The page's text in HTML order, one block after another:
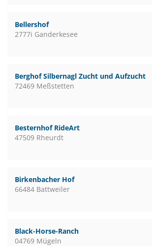
Bellershof
2777i Ganderkesee
Berghof Silbernagl Zucht und Aufzucht
72469 Meßstetten
Besternhof RideArt
47509 Rheurdt
Birkenbacher Hof
66484 Battweiler
Black-Horse-Ranch
04769 Mügeln